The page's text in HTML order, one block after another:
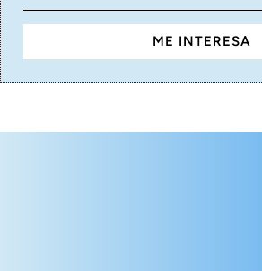
ME INTERESA